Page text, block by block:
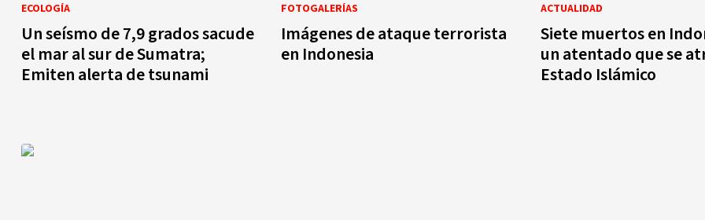
ECOLOGÍA
Un seísmo de 7,9 grados sacude
el mar al sur de Sumatra;
Emiten alerta de tsunami
FOTOGALERÍAS
Imágenes de ataque terrorista
en Indonesia
ACTUALIDAD
Siete muertos en
un atentado que se
Estado Islámico